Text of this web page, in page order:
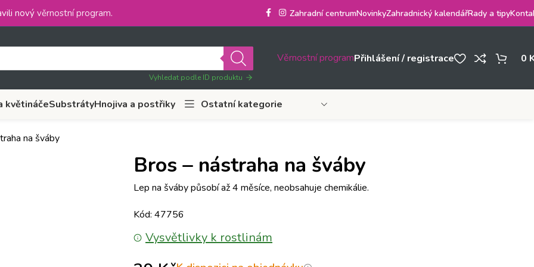
nový věrnostní program. Zahradní centrumNovinkyZahradnický kalendářRady a tipy
Vyhledat podle ID produktu
Věrnostní programPřihlášení / registrace 0
květináčeSubstrátyHnojiva a postřiky Ostatní kategorie
na šváby
Bros – nástraha na šváby
Lep na šváby působí až 4 měsíce, neobsahuje chemikálie.
Kód: 47756
Vysvětlivky k rostlinám